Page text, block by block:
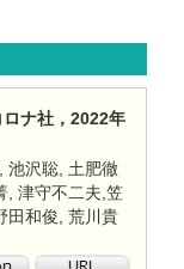
ナ社，2022年
池沢聡, 土肥徹
, 津守不二夫,笠
田和俊, 荒川貴